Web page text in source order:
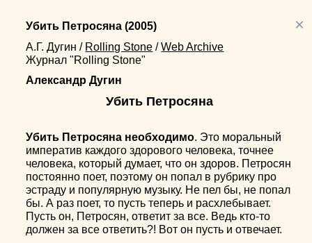
×
Убить Петросяна (2005)
А.Г. Дугин / Rolling Stone / Web Archive
Журнал "Rolling Stone"
Александр Дугин
Убить Петросяна
Убить Петросяна необходимо. Это моральный
императив каждого здорового человека, точнее
человека, который думает, что он здоров. Петросян
постоянно поет, поэтому он попал в рубрику про
эстраду и популярную музыку. Не пел бы, не попал
бы. А раз поет, то пусть теперь и расхлебывает.
Пусть он, Петросян, ответит за все. Ведь кто-то
должен за все ответить?! Вот он пусть и отвечает.